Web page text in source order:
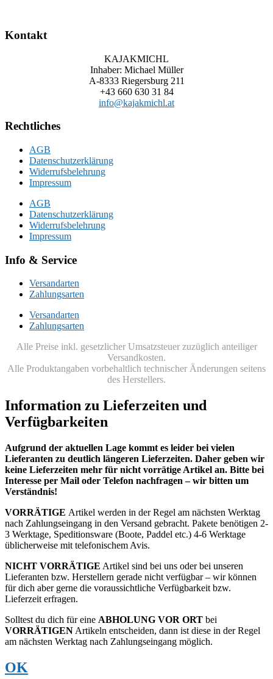
Kontakt
KAJAKMICHL
Inhaber: Michael Müller
A-8333 Riegersburg 211
+43 660 630 31 84
info@kajakmichl.at
Rechtliches
AGB
Datenschutzerklärung
Widerrufsbelehrung
Impressum
AGB
Datenschutzerklärung
Widerrufsbelehrung
Impressum
Info & Service
Versandarten
Zahlungsarten
Versandarten
Zahlungsarten
Alle Preise inkl. gesetzlicher Umsatzsteuer zuzüglich anteiliger
Versandkosten.
Alle Produktangaben vorbehaltlich technischer Änderungen seitens
des Herstellers.
Information zu Lieferzeiten und
Verfügbarkeiten
Aufgrund der aktuellen Lage kommt es leider bei vielen
Lieferanten zu deutlich längeren Lieferzeiten. Daher geben wir
keine Lieferzeiten mehr für nicht vorrätige Artikel an. Bitte bei
Interesse per Mail oder Telefon nachfragen – wir bitten um
Verständnis!
VORRÄTIGE Artikel werden in der Regel am nächsten Werktag
nach Zahlungseingang in den Versand gebracht. Pakete benötigen 2-
3 Werktage, Speditionsware (Boote, Paddel etc.) 4-6 Werktage
üblicherweise mit telefonischem Avis.
NICHT VORRÄTIGE Artikel sind bei uns oder bei unseren
Lieferanten bzw. Herstellern gerade nicht verfügbar – wir können
für dich aber gerne die voraussichtliche Verfügbarkeit bzw.
Lieferzeit erfragen.
Solltest du dich für eine ABHOLUNG VOR ORT bei
VORRÄTIGEN Artikeln entscheiden, dann ist diese in der Regel
am nächsten Werktag nach Zahlungseingang möglich.
OK